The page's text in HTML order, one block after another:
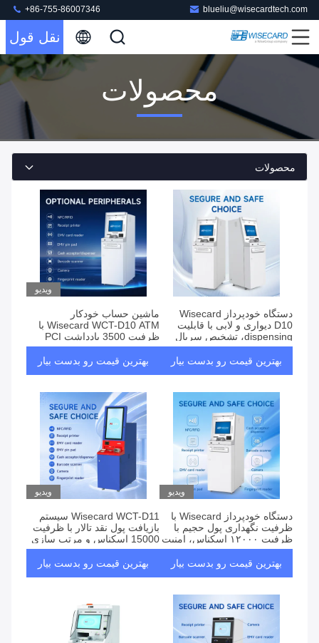
blueliu@wisecardtech.com
+86-755-86007346
نقل قول
محصولات
محصولات
دستگاه خودپرداز Wisecard
D10 دیواری و لابی با قابلیت
dispensing، تشخیص سریال
نامبر OCR، ضد اسکیمینگ،
کارت خوان، دستگاه خودپرداز
سلف سرویس
بهترین قیمت رو بدست بیار
ویدیو
ماشین حساب خودکار
Wisecard WCT-D10 ATM با
ظرفیت 3500 یادداشت PCI
DSS 4.0 سازگار با پشتیبانی چند
ارز ماشین حساب خودکار
بهترین قیمت رو بدست بیار
ویدیو
دستگاه خودپرداز Wisecard با
ظرفیت نگهداری پول حجیم با
ظرفیت ۱۲۰۰۰ اسکناس، امنیت
درجه بانکی و سازگاری با چند
ارزبهترین قیمت رو بدست بیار
ویدیو
Wisecard WCT-D11 سیستم
بازیافت پول نقد تالار با ظرفیت
15000 اسکناس و مرتب سازی
چند ارز برای پردازش با سرعت
بهترین قیمت رو بدست بیار